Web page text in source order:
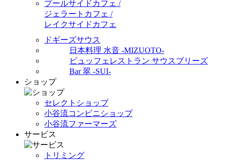
プールサイドカフェ /
ジェラートカフェ /
レイクサイドカフェ
ドギーズサウス
日本料理 水音 -MIZUOTO-
ビュッフェレストラン サウスブリーズ
Bar 翠 -SUI-
ショップ
セレクトショップ
小谷流コンビニショップ
小谷流ファーマーズ
サービス
トリミング